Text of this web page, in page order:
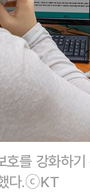
를 강화하
다.ⓒKT